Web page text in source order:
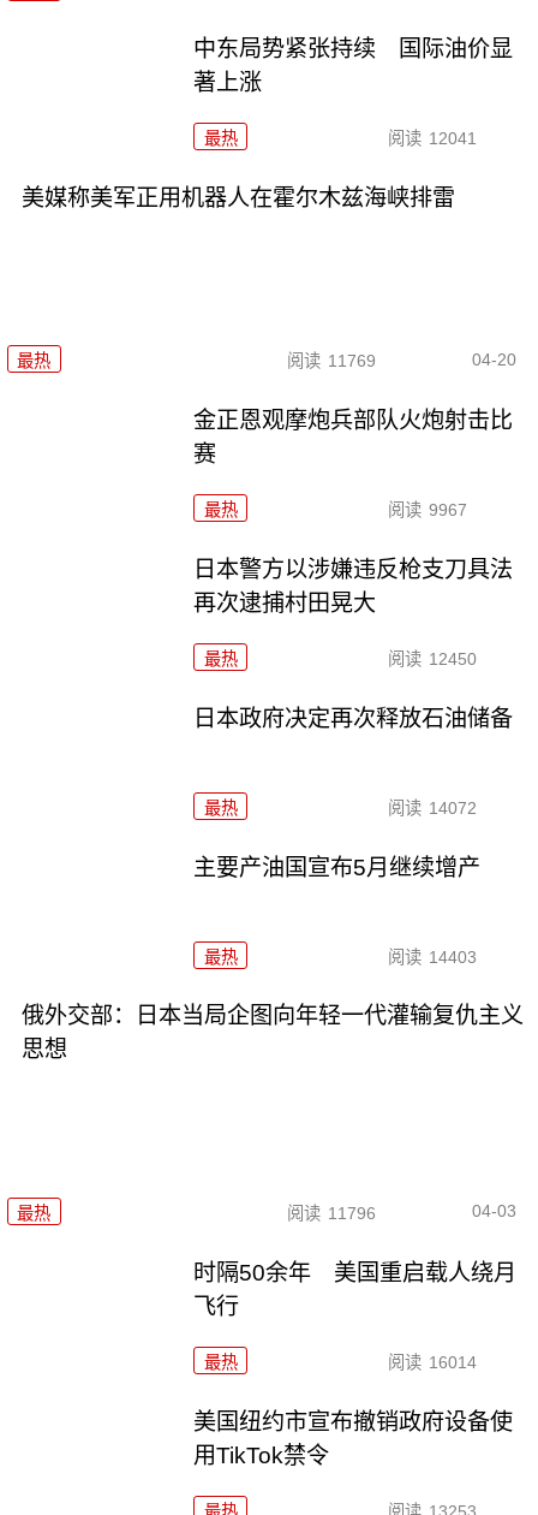
中东局势紧张持续 国际油价显
著上涨
最热 阅读 12041
美媒称美军正用机器人在霍尔木兹海峡排雷
最热 阅读 11769 04-20
金正恩观摩炮兵部队火炮射击比
赛
最热 阅读 9967
日本警方以涉嫌违反枪支刀具法
再次逮捕村田晃大
最热 阅读 12450
日本政府决定再次释放石油储备
最热 阅读 14072
主要产油国宣布5月继续增产
最热 阅读 14403
俄外交部：日本当局企图向年轻一代灌输复仇主义
思想
最热 阅读 11796 04-03
时隔50余年 美国重启载人绕月
飞行
最热 阅读 16014
美国纽约市宣布撤销政府设备使
用TikTok禁令
最热 阅读 13253